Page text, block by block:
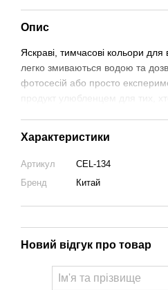
Опис
Яскраві, тимчасові кольори
легко змиваються водою та
фотосесій або просто
продукт улюбленцем для тих,
Характеристики
Артикул
CEL-134
Бренд
Китай
Новий відгук про товар